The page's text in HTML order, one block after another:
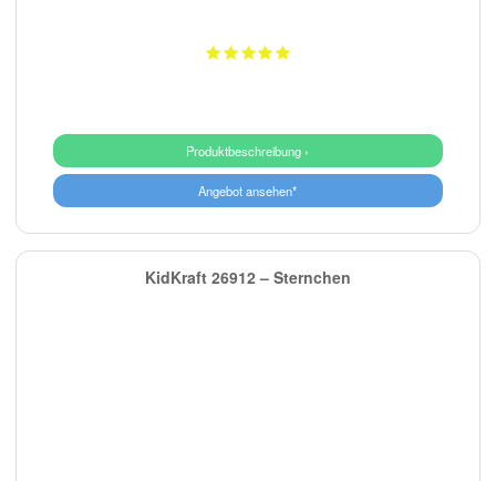
Produktbeschreibung ›
Angebot ansehen*
KidKraft 26912 – Sternchen